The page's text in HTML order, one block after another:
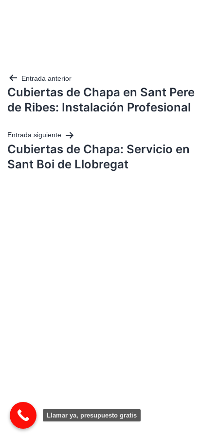
Entrada anterior
Cubiertas de Chapa en Sant Pere
de Ribes: Instalación Profesional
Entrada siguiente
Cubiertas de Chapa: Servicio en
Sant Boi de Llobregat
Llamar ya, presupuesto gratis